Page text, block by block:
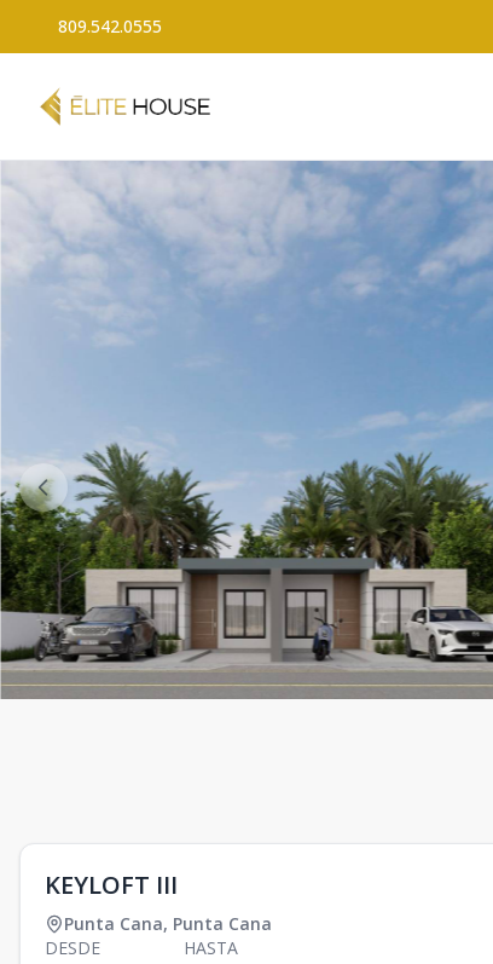
809.542.0555
KEYLOFT III
Punta Cana, Punta Cana
DESDE
HASTA